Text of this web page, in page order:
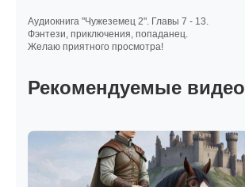
Аудиокнига "Чужеземец 2". Главы 7 - 13.
Фэнтези, приключения, попаданец.
Желаю приятного просмотра!
Рекомендуемые видео